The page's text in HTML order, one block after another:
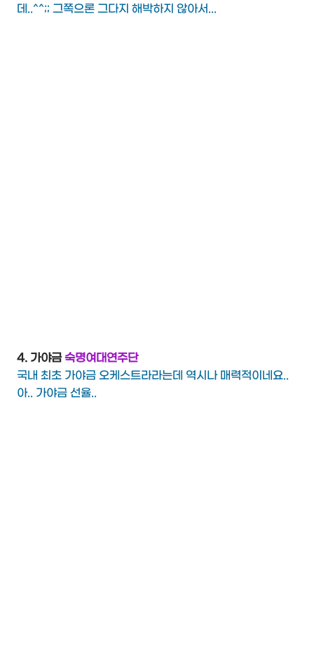
데..^^;; 그쪽으론 그다지 해박하지 않아서...
4. 가야금숙명여대연주단
국내 최초 가야금 오케스트라라는데 역시나 매력적이네요..
아.. 가야금 선율..